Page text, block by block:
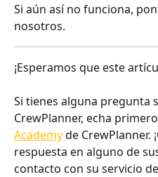
Si aún así no funciona,
nosotros.
¡Esperamos que este
Si tienes alguna pregunta
CrewPlanner, echa
Academy de CrewPlanner.
respuesta en alguno de
contacto con su servicio